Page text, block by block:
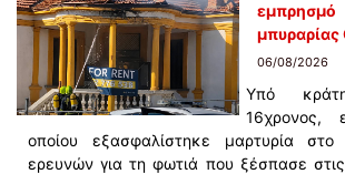
06/08/2026
Υπό
16χρονος,
οποίου εξασφαλίστηκε μαρτυρία
ερευνών για τη φωτιά που ξέσπασε